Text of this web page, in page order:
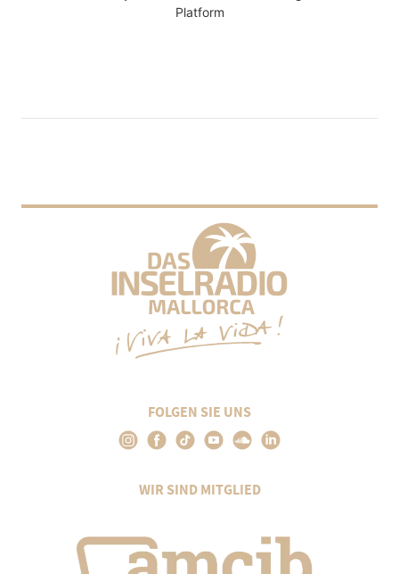
Platform
FOLGEN SIE UNS
WIR SIND MITGLIED